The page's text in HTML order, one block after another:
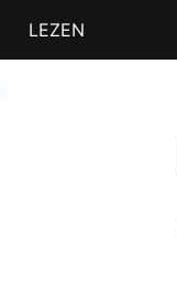
MenuLEZEN